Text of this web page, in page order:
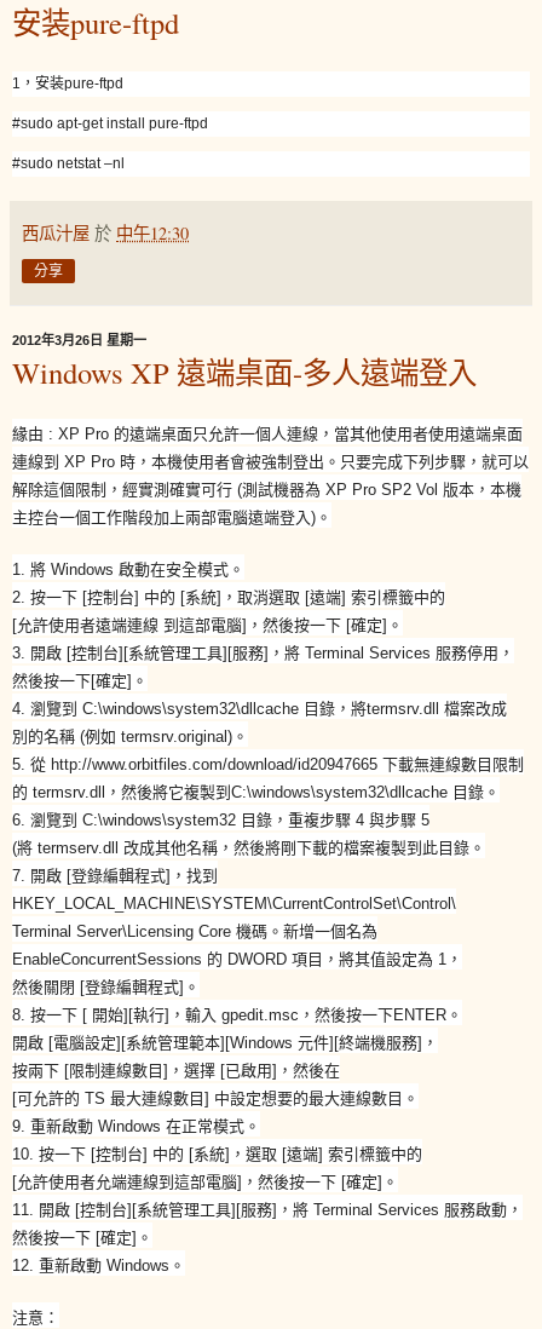
安装pure-ftpd
1，安装pure-ftpd
#sudo apt-get install pure-ftpd
#sudo netstat –nl
西瓜汁屋 於 中午12:30
分享
2012年3月26日 星期一
Windows XP 遠端桌面-多人遠端登入
緣由 : XP Pro 的遠端桌面只允許一個人連線，當其他使用者使用遠端桌面
連線到 XP Pro 時，本機使用者會被強制登出。只要完成下列步驟，就可以
解除這個限制，經實測確實可行 (測試機器為 XP Pro SP2 Vol 版本，本機
主控台一個工作階段加上兩部電腦遠端登入)。
1. 將 Windows 啟動在安全模式。
2. 按一下 [控制台] 中的 [系統]，取消選取 [遠端] 索引標籤中的
[允許使用者遠端連線 到這部電腦]，然後按一下 [確定]。
3. 開啟 [控制台][系統管理工具][服務]，將 Terminal Services 服務停用，
然後按一下[確定]。
4. 瀏覽到 C:\windows\system32\dllcache 目錄，將termsrv.dll 檔案改成
別的名稱 (例如 termsrv.original)。
5. 從 http://www.orbitfiles.com/download/id20947665 下載無連線數目限制
的 termsrv.dll，然後將它複製到C:\windows\system32\dllcache 目錄。
6. 瀏覽到 C:\windows\system32 目錄，重複步驟 4 與步驟 5
(將 termserv.dll 改成其他名稱，然後將剛下載的檔案複製到此目錄。
7. 開啟 [登錄編輯程式]，找到
HKEY_LOCAL_MACHINE\SYSTEM\CurrentControlSet\Control\
Terminal Server\Licensing Core 機碼。新增一個名為
EnableConcurrentSessions 的 DWORD 項目，將其值設定為 1，
然後關閉 [登錄編輯程式]。
8. 按一下 [ 開始][執行]，輸入 gpedit.msc，然後按一下ENTER。
開啟 [電腦設定][系統管理範本][Windows 元件][終端機服務]，
按兩下 [限制連線數目]，選擇 [已啟用]，然後在
[可允許的 TS 最大連線數目] 中設定想要的最大連線數目。
9. 重新啟動 Windows 在正常模式。
10. 按一下 [控制台] 中的 [系統]，選取 [遠端] 索引標籤中的
[允許使用者允端連線到這部電腦]，然後按一下 [確定]。
11. 開啟 [控制台][系統管理工具][服務]，將 Terminal Services 服務啟動，
然後按一下 [確定]。
12. 重新啟動 Windows。
注意：